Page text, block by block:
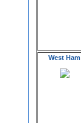
West Ham